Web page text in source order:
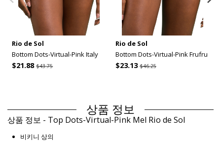
Rio de Sol
Bottom Dots-Virtual-Pink Italy
$21.88$43.75
Rio de Sol
Bottom Dots-Virtual-Pink Frufru
$23.13 $46.25
상품 정보
상품 정보 - Top Dots-Virtual-Pink Mel Rio de Sol
비키니 상의